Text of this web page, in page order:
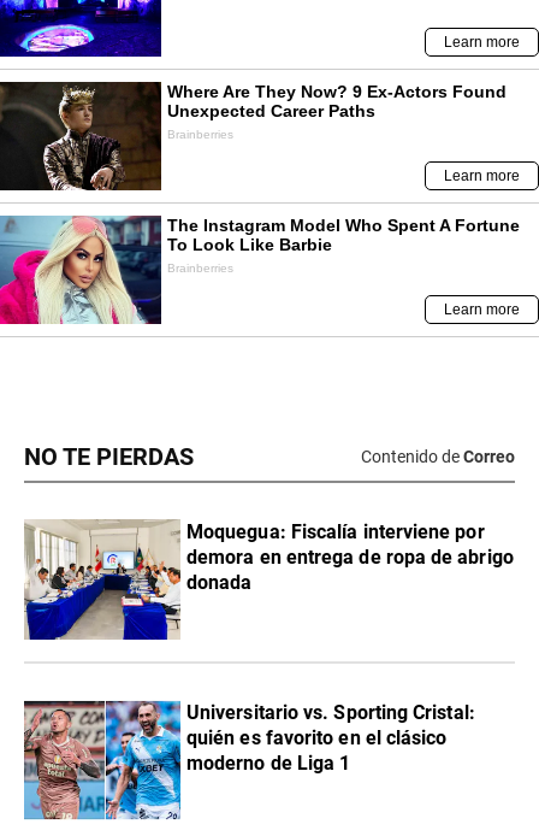
NO TE PIERDAS Contenido deCorreo
Moquegua: Fiscalía interviene por
demora en entrega de ropa de abrigo
donada
Universitario vs. Sporting Cristal:
quién es favorito en el clásico
moderno de Liga 1